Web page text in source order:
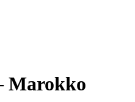
Marokko